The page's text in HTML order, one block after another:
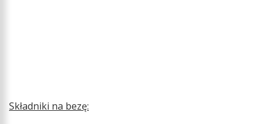
Składniki na bezę: